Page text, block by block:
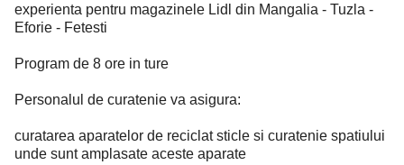
experienta pentru magazinele Lidl din Mangalia - Tuzla -
Eforie - Fetesti
Program de 8 ore in ture
Personalul de curatenie va asigura:
curatarea aparatelor de reciclat sticle si curatenie spatiului
unde sunt amplasate aceste aparate